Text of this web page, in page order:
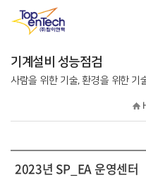
T.A.B
기계설비 성능점검
사람을 위한 기술, 환경을 위한 기
2023년 SP_EA 운영센터